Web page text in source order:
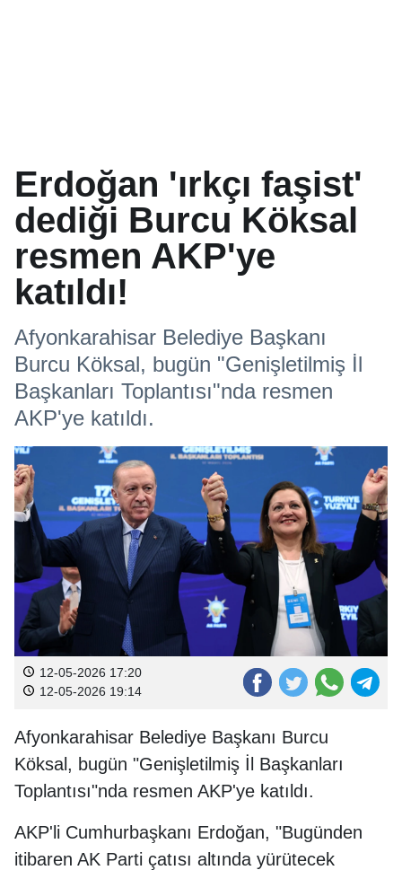
Erdoğan 'ırkçı faşist'
dediği Burcu Köksal
resmen AKP'ye
katıldı!
Afyonkarahisar Belediye Başkanı
Burcu Köksal, bugün "Genişletilmiş İl
Başkanları Toplantısı"nda resmen
AKP'ye katıldı.
12-05-2026 17:20
12-05-2026 19:14
Afyonkarahisar Belediye Başkanı Burcu
Köksal, bugün "Genişletilmiş İl Başkanları
Toplantısı"nda resmen AKP'ye katıldı.
AKP'li Cumhurbaşkanı Erdoğan, "Bugünden
itibaren AK Parti çatısı altında yürütecek